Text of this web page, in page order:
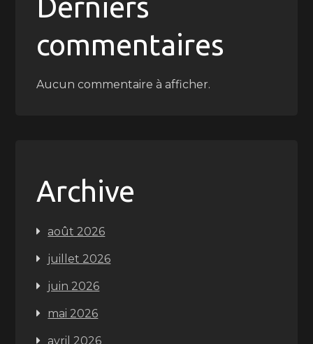
Derniers
commentaires
Aucun commentaire à afficher.
Archive
août 2026
juillet 2026
juin 2026
mai 2026
avril 2026